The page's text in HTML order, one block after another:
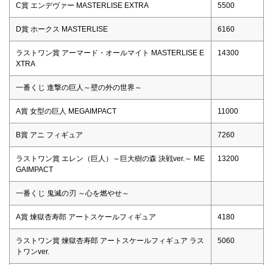
C賞 エンデヴァー MASTERLISE EXTRA 5500
D賞 ホークス MASTERLISE 6160
ラストワン賞 アーマード・オールマイト MASTERLISE E
XTRA
14300
一番くじ 進撃の巨人～壁の外の世界～
A賞 女型の巨人 MEGAIMPACT 11000
B賞 アニ フィギュア 7260
ラストワン賞 エレン（巨人）～巨大樹の森 決戦ver.～ ME
GAIMPACT
13200
一番くじ 鬼滅の刃 ～心を燃やせ～
A賞 煉獄杏寿郎 アートスケールフィギュア 4180
ラストワン賞 煉獄杏寿郎 アートスケールフィギュア ラス
トワンver.
5060